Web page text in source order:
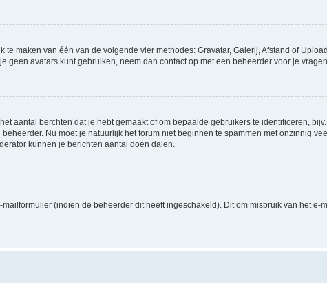
maken van één van de volgende vier methodes: Gravatar, Galerij, Afstand of
avatars kunt gebruiken, neem dan contact op met een beheerder voor je
aantal berchten dat je hebt gemaakt of om bepaalde gebruikers te identificeren,
Nu moet je natuurlijk het forum niet beginnen te spammen met onzinnig
kunnen je berichten aantal doen dalen.
(indien de beheerder dit heeft ingeschakeld). Dit om misbruik van het e-